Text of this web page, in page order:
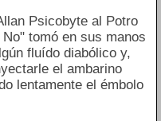
Psicobyte al Potro
tomó en sus manos
fluído diabólico y,
el ambarino
lentamente el émbolo